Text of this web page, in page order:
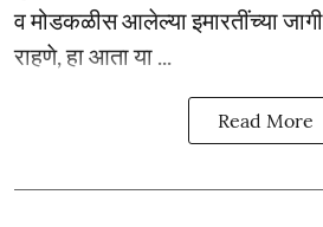
व मोडकळीस आलेल्या इमारतींच्या
राहणे, हा आता या ...
Read More